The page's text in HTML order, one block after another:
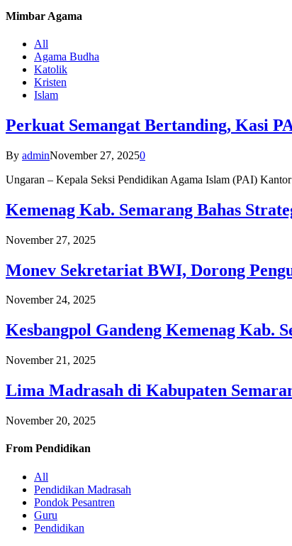
Mimbar Agama
All
Agama Budha
Katolik
Kristen
Islam
Perkuat Semangat Bertanding, Kasi
By adminNovember 27, 20250
Ungaran – Kepala Seksi Pendidikan Agama Islam (PAI)
Kemenag Kab. Semarang Bahas
November 27, 2025
Monev Sekretariat BWI, Dorong
November 24, 2025
Kesbangpol Gandeng Kemenag Kab.
November 21, 2025
Lima Madrasah di Kabupaten
November 20, 2025
From Pendidikan
All
Pendidikan Madrasah
Pondok Pesantren
Guru
Pendidikan